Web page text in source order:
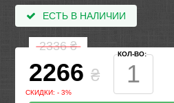
ЕСТЬ В НАЛИЧИИ
2336₴
2266 ₴
СКИДКИ: - 3%
КОЛ-ВО: